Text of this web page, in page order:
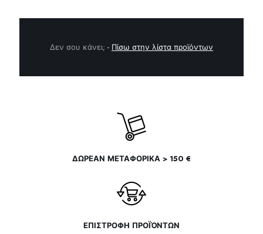
Δεν σου κάνει; - Πίσω στην λίστα προϊόντων
ΔΩΡΕΑΝ ΜΕΤΑΦΟΡΙΚΑ > 150 €
ΕΠΙΣΤΡΟΦΗ ΠΡΟΪΌΝΤΩΝ